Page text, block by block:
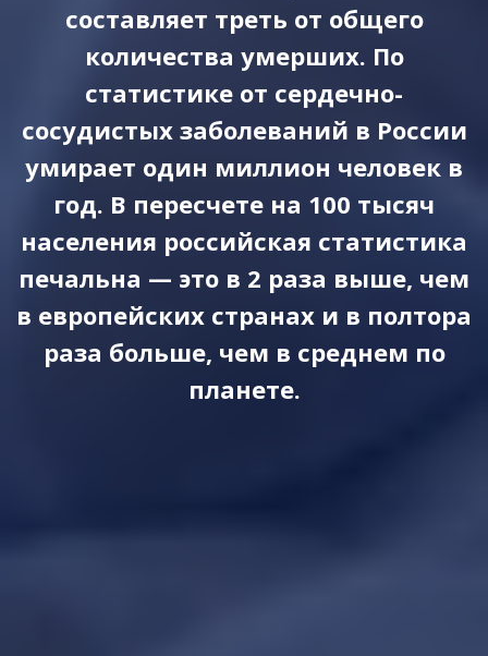
составляет треть от общего
количества умерших. По
статистике от сердечно-
сосудистых заболеваний в России
умирает один миллион человек в
год. В пересчете на 100 тысяч
населения российская статистика
печальна — это в 2 раза выше, чем
в европейских странах и в полтора
раза больше, чем в среднем по
планете.